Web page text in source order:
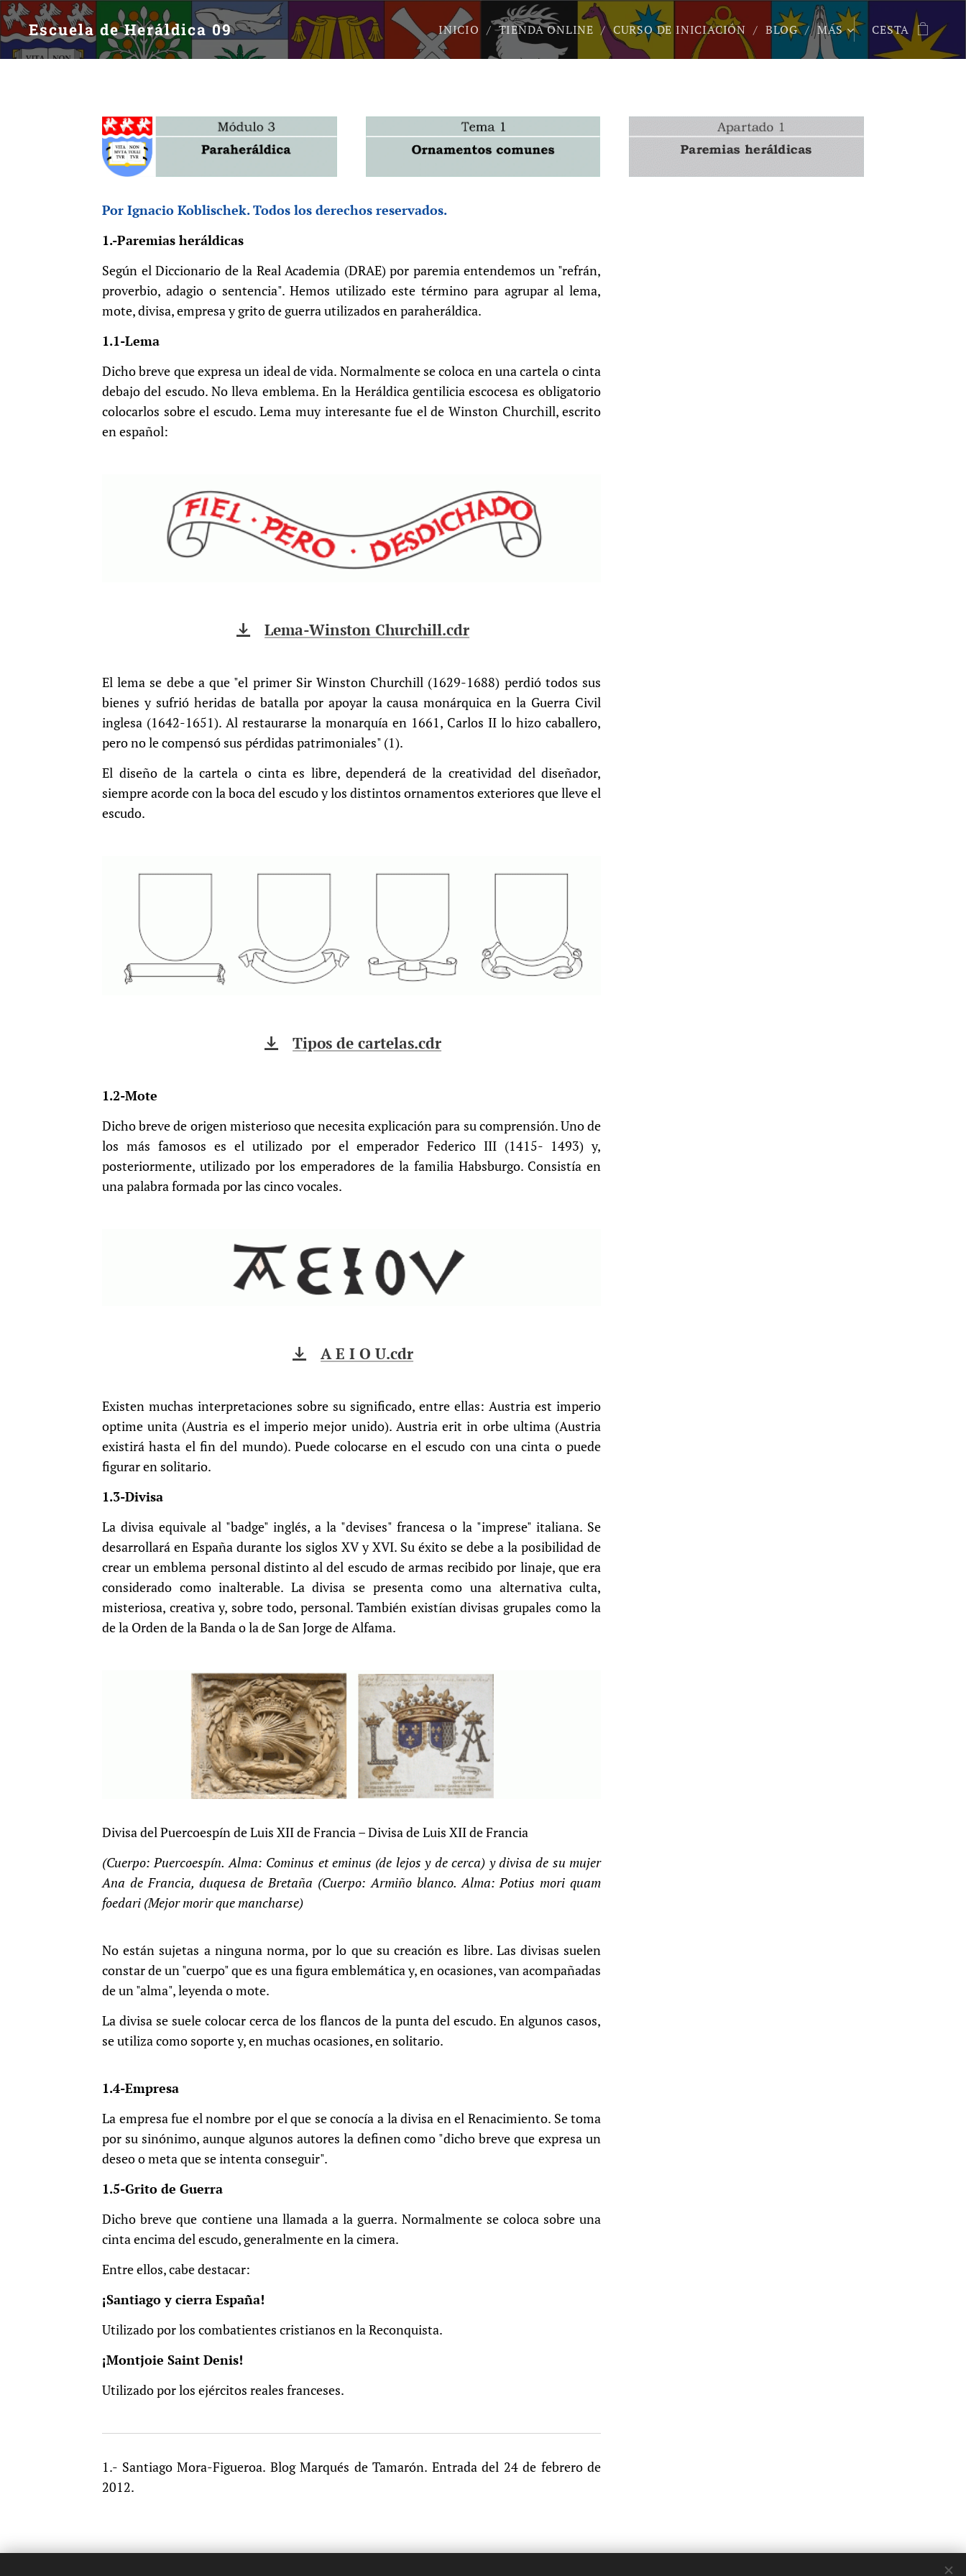
Escuela de Heráldica 09 INICIO TIENDA ONLINE CURSO DE INICIACIÓN BLOG MÁS CESTA
Por Ignacio Koblischek. Todos los derechos reservados.
1.-Paremias heráldicas
Según el Diccionario de la Real Academia (DRAE) por paremia entendemos un "refrán,
proverbio, adagio o sentencia". Hemos utilizado este término para agrupar al lema,
mote, divisa, empresa y grito de guerra utilizados en paraheráldica.
1.1-Lema
Dicho breve que expresa un ideal de vida. Normalmente se coloca en una cartela o cinta
debajo del escudo. No lleva emblema. En la Heráldica gentilicia escocesa es obligatorio
colocarlos sobre el escudo. Lema muy interesante fue el de Winston Churchill, escrito
en español:
Lema-Winston Churchill.cdr
El lema se debe a que "el primer Sir Winston Churchill (1629-1688) perdió todos sus
bienes y sufrió heridas de batalla por apoyar la causa monárquica en la Guerra Civil
inglesa (1642-1651). Al restaurarse la monarquía en 1661, Carlos II lo hizo caballero,
pero no le compensó sus pérdidas patrimoniales" (1).
El diseño de la cartela o cinta es libre, dependerá de la creatividad del diseñador,
siempre acorde con la boca del escudo y los distintos ornamentos exteriores que lleve el
escudo.
Tipos de cartelas.cdr
1.2-Mote
Dicho breve de origen misterioso que necesita explicación para su comprensión. Uno de
los más famosos es el utilizado por el emperador Federico III (1415- 1493) y,
posteriormente, utilizado por los emperadores de la familia Habsburgo. Consistía en
una palabra formada por las cinco vocales.
A E I O U.cdr
Existen muchas interpretaciones sobre su significado, entre ellas: Austria est imperio
optime unita (Austria es el imperio mejor unido). Austria erit in orbe ultima (Austria
existirá hasta el fin del mundo). Puede colocarse en el escudo con una cinta o puede
figurar en solitario.
1.3-Divisa
La divisa equivale al "badge" inglés, a la "devises" francesa o la "imprese" italiana. Se
desarrollará en España durante los siglos XV y XVI. Su éxito se debe a la posibilidad de
crear un emblema personal distinto al del escudo de armas recibido por linaje, que era
considerado como inalterable. La divisa se presenta como una alternativa culta,
misteriosa, creativa y, sobre todo, personal. También existían divisas grupales como la
de la Orden de la Banda o la de San Jorge de Alfama.
Divisa del Puercoespín de Luis XII de Francia – Divisa de Luis XII de Francia
(Cuerpo: Puercoespín. Alma: Cominus et eminus (de lejos y de cerca) y divisa de su mujer
Ana de Francia, duquesa de Bretaña (Cuerpo: Armiño blanco. Alma: Potius mori quam
foedari (Mejor morir que mancharse)
No están sujetas a ninguna norma, por lo que su creación es libre. Las divisas suelen
constar de un "cuerpo" que es una figura emblemática y, en ocasiones, van acompañadas
de un "alma", leyenda o mote.
La divisa se suele colocar cerca de los flancos de la punta del escudo. En algunos casos,
se utiliza como soporte y, en muchas ocasiones, en solitario.
1.4-Empresa
La empresa fue el nombre por el que se conocía a la divisa en el Renacimiento. Se toma
por su sinónimo, aunque algunos autores la definen como "dicho breve que expresa un
deseo o meta que se intenta conseguir".
1.5-Grito de Guerra
Dicho breve que contiene una llamada a la guerra. Normalmente se coloca sobre una
cinta encima del escudo, generalmente en la cimera.
Entre ellos, cabe destacar:
¡Santiago y cierra España!
Utilizado por los combatientes cristianos en la Reconquista.
¡Montjoie Saint Denis!
Utilizado por los ejércitos reales franceses.
1.- Santiago Mora-Figueroa. Blog Marqués de Tamarón. Entrada del 24 de febrero de
2012.